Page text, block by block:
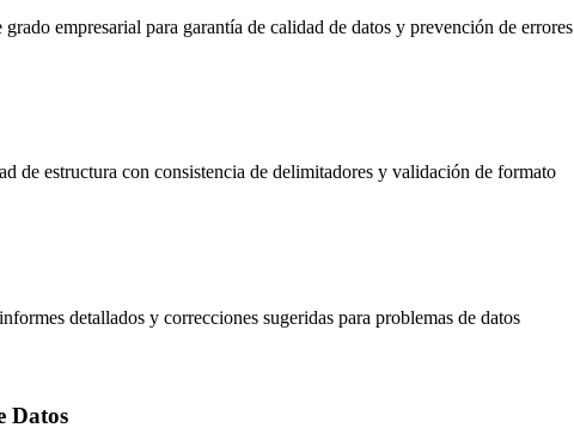
empresarial para garantía de calidad de datos y prevención de errores
de estructura con consistencia de delimitadores y validación de formato
detallados y correcciones sugeridas para problemas de datos
Datos